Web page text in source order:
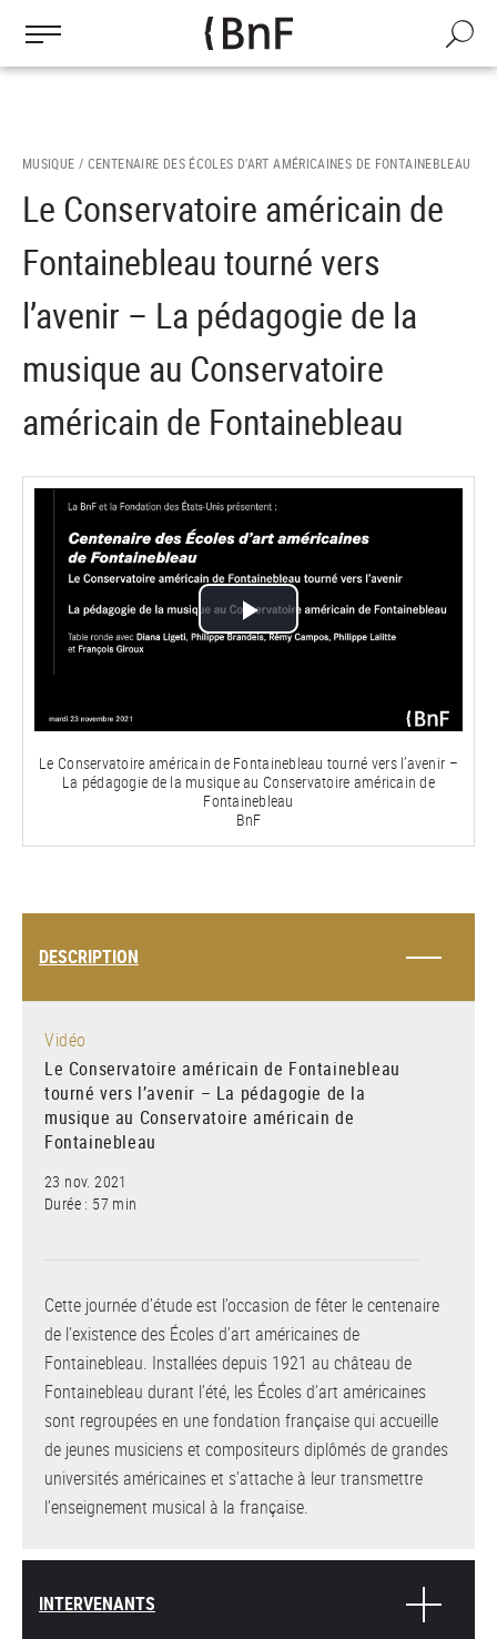
contenu
Recherche
MUSIQUE / CENTENAIRE DES ÉCOLES D’ART AMÉRICAINES DE FONTAINEBLEAU
Le Conservatoire américain de
Fontainebleau tourné vers
l’avenir – La pédagogie de la
musique au Conservatoire
américain de Fontainebleau
Lire
vidéo
Le Conservatoire américain de Fontainebleau tourné vers l’avenir –
La pédagogie de la musique au Conservatoire américain de
Fontainebleau
BnF
DESCRIPTION
Vidéo
Le Conservatoire américain de Fontainebleau
tourné vers l’avenir – La pédagogie de la
musique au Conservatoire américain de
Fontainebleau
23 nov. 2021
Durée : 57 min
Cette journée d’étude est l’occasion de fêter le centenaire
de l’existence des Écoles d’art américaines de
Fontainebleau. Installées depuis 1921 au château de
Fontainebleau durant l’été, les Écoles d’art américaines
sont regroupées en une fondation française qui accueille
de jeunes musiciens et compositeurs diplômés de grandes
universités américaines et s’attache à leur transmettre
l’enseignement musical à la française.
INTERVENANTS